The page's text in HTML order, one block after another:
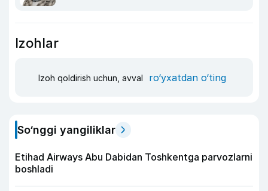
Izohlar
Izoh qoldirish uchun, avval ro‘yxatdan o‘ting
So‘nggi yangiliklar
Etihad Airways Abu Dabidan Toshkentga parvozlarni
boshladi